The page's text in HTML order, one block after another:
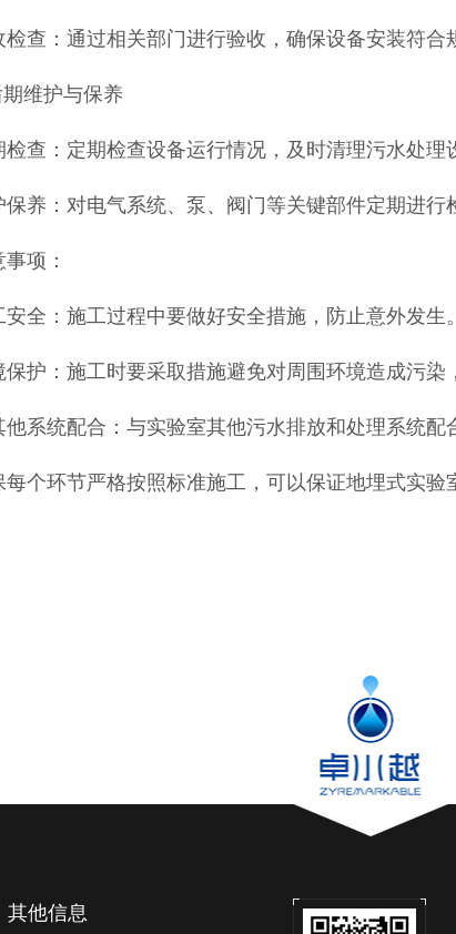
检查：通过相关部门进行验收，确保设备安装符
维护与保养
检查：定期检查设备运行情况，及时清理污水处
保养：对电气系统、泵、阀门等关键部件定期进
事项：
安全：施工过程中要做好安全措施，防止意外发
保护：施工时要采取措施避免对周围环境造成污
他系统配合：与实验室其他污水排放和处理系统配
每个环节严格按照标准施工，可以保证地埋式实验
其他信息